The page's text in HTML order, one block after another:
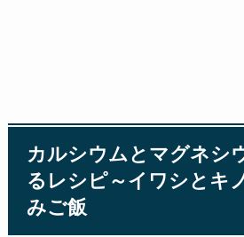
カルシウムとマグネシ
るレシピ～イワシとキ
みご飯